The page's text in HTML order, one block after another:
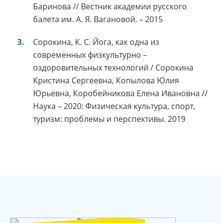
Баринова // Вестник академии русского
балета им. А. Я. Вагановой. – 2015
Сорокина, К. С. Йога, как одна из
современных физкультурно –
оздоровительных технологий / Сорокина
Кристина Сергеевна, Копылова Юлия
Юрьевна, Коробейникова Елена Ивановна //
Наука – 2020: Физическая культура, спорт,
туризм: проблемы и перспективы. 2019